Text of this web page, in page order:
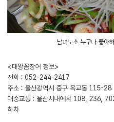
남녀노소 누구나 좋아
<대왕꼼장어 정보>
전화 : 052-244-2417
주소 : 울산광역시 중구 옥교동 115-28
대중교통 : 울산시내에서 108, 236,
하차